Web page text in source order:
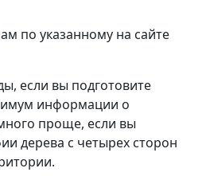
по указанному на сайте
если вы подготовите
информации о
проще, если вы
дерева с четырех сторон